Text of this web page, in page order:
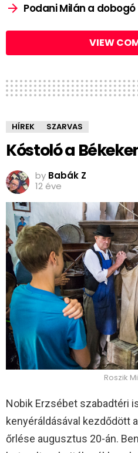
Podani Milán a
VIEW
HÍREK SZARVAS
Kóstoló a
by Babák Z
12 éve
Roszik
Nobik Erzsébet szabadtéri
kenyéráldásával kezdődött
őrlése augusztus 20-án.